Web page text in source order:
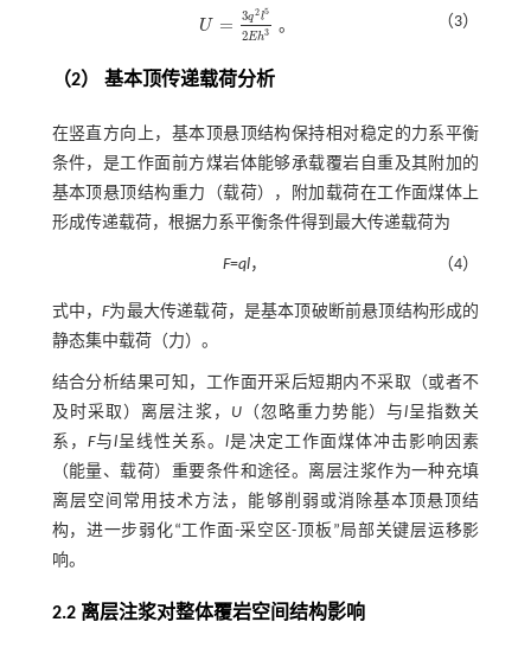
U = 3q2l5
2Eh3
U= 3q 2l52Eh3
。 （3）
（2） 基本顶传递载荷分析
在竖直方向上，基本顶悬顶结构保持相对稳定的力系平衡
条件，是工作面前方煤岩体能够承载覆岩自重及其附加的
基本顶悬顶结构重力（载荷），附加载荷在工作面煤体上
形成传递载荷，根据力系平衡条件得到最大传递载荷为
F=ql， （4）
式中，F为最大传递载荷，是基本顶破断前悬顶结构形成的
静态集中载荷（力）。
结合分析结果可知，工作面开采后短期内不采取（或者不
及时采取）离层注浆， U（忽略重力势能）与l呈指数关
系， F与l呈线性关系。l是决定工作面煤体冲击影响因素
（能量、载荷）重要条件和途径。离层注浆作为一种充填
离层空间常用技术方法，能够削弱或消除基本顶悬顶结
构，进一步弱化“工作面-采空区-顶板”局部关键层运移影
响。
2.2 离层注浆对整体覆岩空间结构影响